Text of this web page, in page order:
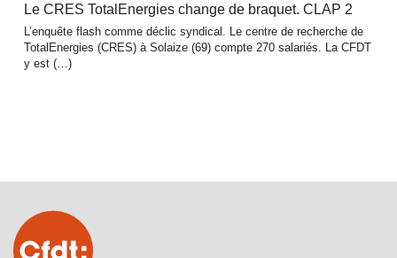
Le CRES TotalEnergies change de braquet. CLAP 2
L’enquête flash comme déclic syndical. Le centre de recherche de
TotalEnergies (CRES) à Solaize (69) compte 270 salariés. La CFDT
y est (…)